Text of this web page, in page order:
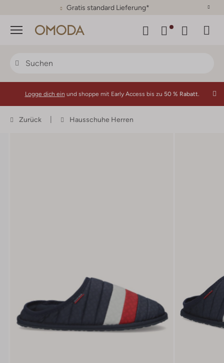
30 Tage Rückgaberecht
Menü
Logge dich ein und shoppe mit Early Access bis zu 50 % Rabatt.
Zurück Hausschuhe Herren